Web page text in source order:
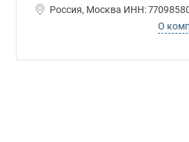
Россия, Москва ИНН:
О